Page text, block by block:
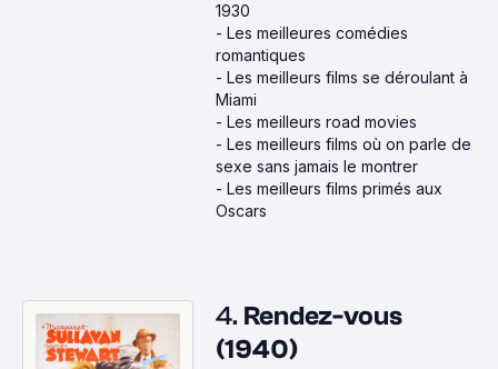
1930
- Les meilleures comédies
romantiques
- Les meilleurs films se déroulant à
Miami
- Les meilleurs road movies
- Les meilleurs films où on parle de
sexe sans jamais le montrer
- Les meilleurs films primés aux
Oscars
4. Rendez-vous
(1940)